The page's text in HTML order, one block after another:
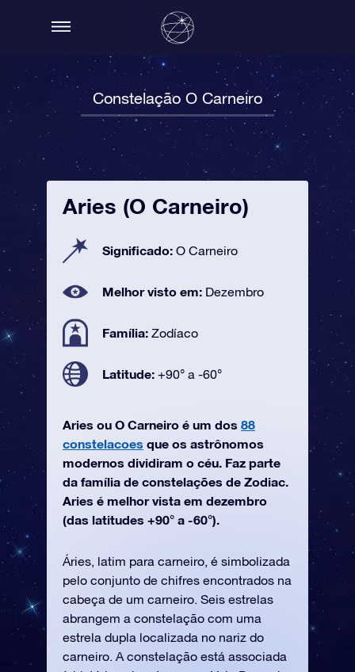
Constelação O Carneiro
Aries (O Carneiro)
Significado: O Carneiro
Melhor visto em: Dezembro
Família: Zodíaco
Latitude: +90° a -60°
Aries ou O Carneiro é um dos 88
constelacoes que os astrônomos
modernos dividiram o céu. Faz parte
da família de constelações de Zodiac.
Aries é melhor vista em dezembro
(das latitudes +90° a -60°).
Áries, latim para carneiro, é simbolizada
pelo conjunto de chifres encontrados na
cabeça de um carneiro. Seis estrelas
abrangem a constelação com uma
estrela dupla localizada no nariz do
carneiro. A constelação está associada